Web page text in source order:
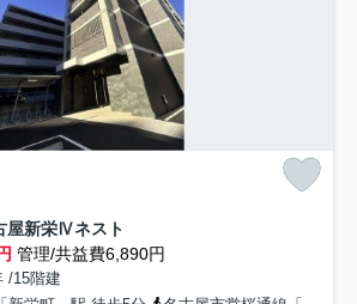
屋新栄Ⅳネスト
管理/共益費6,890円
/15階建